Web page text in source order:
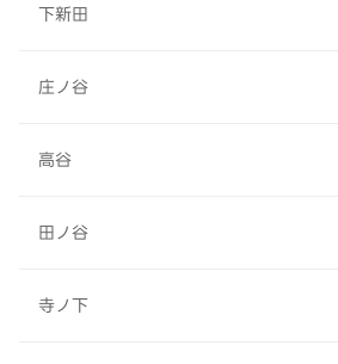
下新田
庄ノ谷
高谷
田ノ谷
寺ノ下